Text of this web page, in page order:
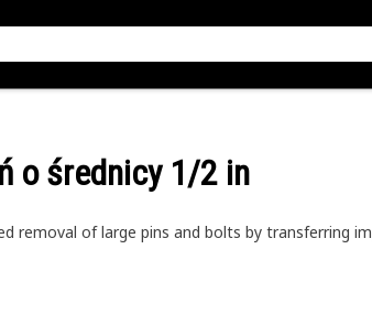
o średnicy 1/2 in
removal of large pins and bolts by transferring